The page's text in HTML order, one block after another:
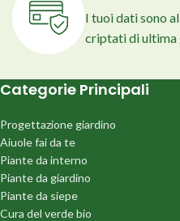
I tuoi dati sono
criptati di ultima
Categorie Principali
Progettazione giardino
Aiuole fai da te
Piante da interno
Piante da giardino
Piante da siepe
Cura del verde bio